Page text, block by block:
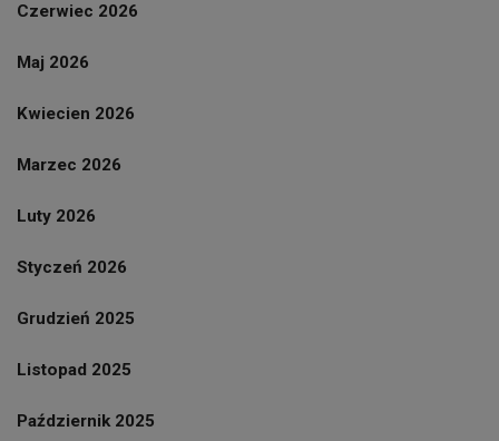
Czerwiec 2026
Maj 2026
Kwiecien 2026
Marzec 2026
Luty 2026
Styczeń 2026
Grudzień 2025
Listopad 2025
Październik 2025